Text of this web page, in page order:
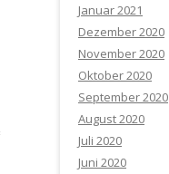
Januar 2021
Dezember 2020
November 2020
Oktober 2020
September 2020
August 2020
Juli 2020
Juni 2020